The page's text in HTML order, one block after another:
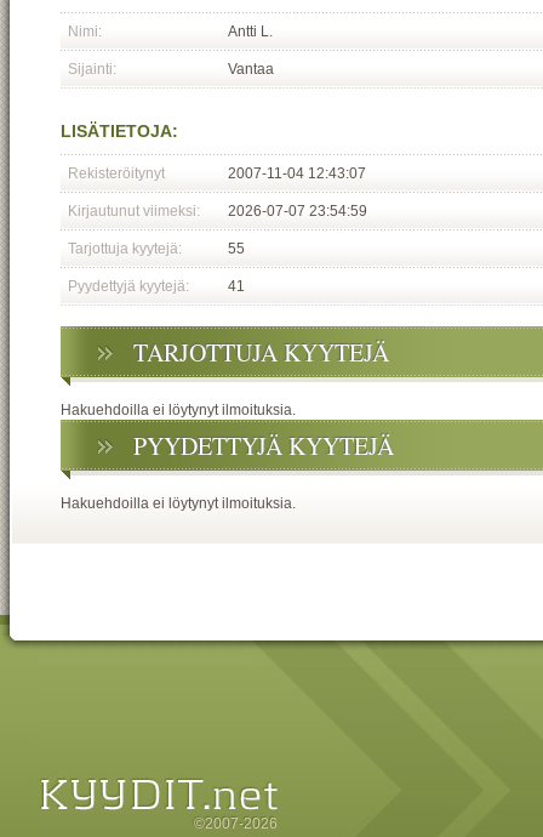
Nimi: Antti L.
Sijainti: Vantaa
LISÄTIETOJA:
Rekisteröitynyt 2007-11-04 12:43:07
Kirjautunut viimeksi: 2026-07-07 23:54:59
Tarjottuja kyytejä: 55
Pyydettyjä kyytejä: 41
TARJOTTUJA KYYTEJÄ
Hakuehdoilla ei löytynyt ilmoituksia.
PYYDETTYJÄ KYYTEJÄ
Hakuehdoilla ei löytynyt ilmoituksia.
©2007-2026